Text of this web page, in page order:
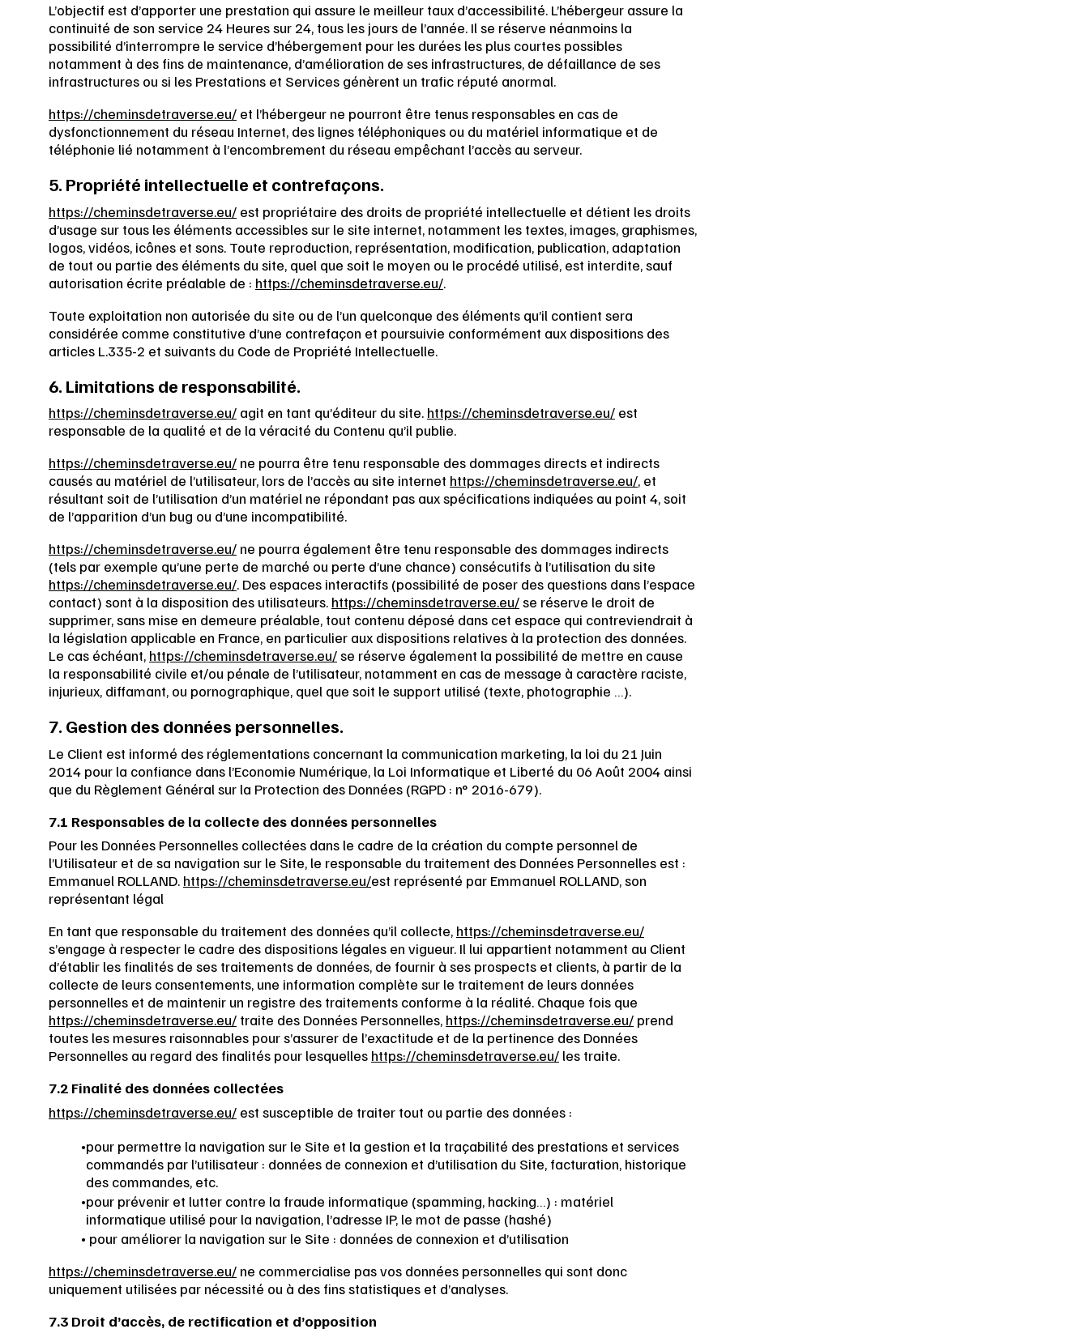
L’objectif est d’apporter une prestation qui assure le meilleur taux d’accessibilité. L’hébergeur assure la
continuité de son service 24 Heures sur 24, tous les jours de l’année. Il se réserve néanmoins la
possibilité d’interrompre le service d’hébergement pour les durées les plus courtes possibles
notamment à des fins de maintenance, d’amélioration de ses infrastructures, de défaillance de ses
infrastructures ou si les Prestations et Services génèrent un trafic réputé anormal.
https://cheminsdetraverse.eu/ et l’hébergeur ne pourront être tenus responsables en cas de
dysfonctionnement du réseau Internet, des lignes téléphoniques ou du matériel informatique et de
téléphonie lié notamment à l’encombrement du réseau empêchant l’accès au serveur.
5. Propriété intellectuelle et contrefaçons.
https://cheminsdetraverse.eu/ est propriétaire des droits de propriété intellectuelle et détient les droits
d’usage sur tous les éléments accessibles sur le site internet, notamment les textes, images, graphismes,
logos, vidéos, icônes et sons. Toute reproduction, représentation, modification, publication, adaptation
de tout ou partie des éléments du site, quel que soit le moyen ou le procédé utilisé, est interdite, sauf
autorisation écrite préalable de : https://cheminsdetraverse.eu/.
Toute exploitation non autorisée du site ou de l’un quelconque des éléments qu’il contient sera
considérée comme constitutive d’une contrefaçon et poursuivie conformément aux dispositions des
articles L.335-2 et suivants du Code de Propriété Intellectuelle.
6. Limitations de responsabilité.
https://cheminsdetraverse.eu/ agit en tant qu’éditeur du site. https://cheminsdetraverse.eu/ est
responsable de la qualité et de la véracité du Contenu qu’il publie.
https://cheminsdetraverse.eu/ ne pourra être tenu responsable des dommages directs et indirects
causés au matériel de l’utilisateur, lors de l’accès au site internet https://cheminsdetraverse.eu/, et
résultant soit de l’utilisation d’un matériel ne répondant pas aux spécifications indiquées au point 4, soit
de l’apparition d’un bug ou d’une incompatibilité.
https://cheminsdetraverse.eu/ ne pourra également être tenu responsable des dommages indirects
(tels par exemple qu’une perte de marché ou perte d’une chance) consécutifs à l’utilisation du site
https://cheminsdetraverse.eu/. Des espaces interactifs (possibilité de poser des questions dans l’espace
contact) sont à la disposition des utilisateurs. https://cheminsdetraverse.eu/se réserve le droit de
supprimer, sans mise en demeure préalable, tout contenu déposé dans cet espace qui contreviendrait à
la législation applicable en France, en particulier aux dispositions relatives à la protection des données.
Le cas échéant, https://cheminsdetraverse.eu/se réserve également la possibilité de mettre en cause
la responsabilité civile et/ou pénale de l’utilisateur, notamment en cas de message à caractère raciste,
injurieux, diffamant, ou pornographique, quel que soit le support utilisé (texte, photographie …).
7. Gestion des données personnelles.
Le Client est informé des réglementations concernant la communication marketing, la loi du 21 Juin
2014 pour la confiance dans l’Economie Numérique, la Loi Informatique et Liberté du 06 Août 2004 ainsi
que du Règlement Général sur la Protection des Données (RGPD : n° 2016-679).
7.1 Responsables de la collecte des données personnelles
Pour les Données Personnelles collectées dans le cadre de la création du compte personnel de
l’Utilisateur et de sa navigation sur le Site, le responsable du traitement des Données Personnelles est :
Emmanuel ROLLAND. https://cheminsdetraverse.eu/est représenté par Emmanuel ROLLAND, son
représentant légal
En tant que responsable du traitement des données qu’il collecte, https://cheminsdetraverse.eu/
s’engage à respecter le cadre des dispositions légales en vigueur. Il lui appartient notamment au Client
d’établir les finalités de ses traitements de données, de fournir à ses prospects et clients, à partir de la
collecte de leurs consentements, une information complète sur le traitement de leurs données
personnelles et de maintenir un registre des traitements conforme à la réalité. Chaque fois que
https://cheminsdetraverse.eu/ traite des Données Personnelles, https://cheminsdetraverse.eu/ prend
toutes les mesures raisonnables pour s’assurer de l’exactitude et de la pertinence des Données
Personnelles au regard des finalités pour lesquelles https://cheminsdetraverse.eu/ les traite.
7.2 Finalité des données collectées
https://cheminsdetraverse.eu/ est susceptible de traiter tout ou partie des données :
pour permettre la navigation sur le Site et la gestion et la traçabilité des prestations et services
commandés par l’utilisateur : données de connexion et d’utilisation du Site, facturation, historique
des commandes, etc.
pour prévenir et lutter contre la fraude informatique (spamming, hacking…) : matériel
informatique utilisé pour la navigation, l’adresse IP, le mot de passe (hashé)
pour améliorer la navigation sur le Site : données de connexion et d’utilisation
https://cheminsdetraverse.eu/ ne commercialise pas vos données personnelles qui sont donc
uniquement utilisées par nécessité ou à des fins statistiques et d’analyses.
7.3 Droit d’accès, de rectification et d’opposition